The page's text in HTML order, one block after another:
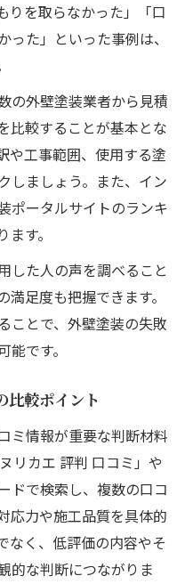
めの注意点
料の特徴を比較
壁塗装塗料の違い
耐久性と選び方
料が妥当か見極める
と性能チェック方法
報を活用
壁塗装業者の評判比
際に多いトラブル例
で知っておきたい情
とし穴とは
トの手数料構造に注
りを取らなかった」「口
った」といった事例は、
の外壁塗装業者から見積
比較することが基本とな
や工事範囲、使用する塗
しましょう。また、イン
ポータルサイトのランキ
す。
した人の声を調べること
足度も把握できます。
ことで、外壁塗装の失敗
です。
比較ポイント
ミ情報が重要な判断材料
リカエ 評判 口コミ」や
ドで検索し、複数の口コ
応力や施工品質を具体的
なく、低評価の内容やそ
的な判断につながりま